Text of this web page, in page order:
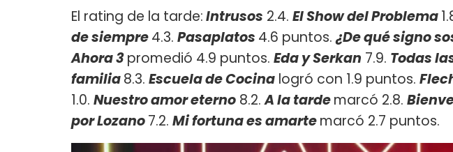
El rating de la tarde:Intrusos 2.4. El Show del Problema
desiempre4.3. Pasaplatos 4.6 puntos.¿De qué signo
Ahora 3promedió 4.9 puntos. Eda y Serkan 7.9. Todas
familia8.3. Escuela de Cocina logró con 1.9 puntos.
1.0. Nuestro amor eterno 8.2.A la tardemarcó 2.8.
por Lozano7.2. Mi fortuna es amartemarcó 2.7 puntos.